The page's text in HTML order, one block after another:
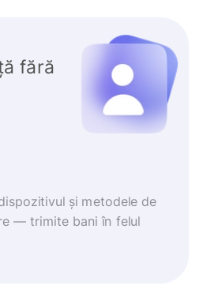
fără
și metodele de
— trimite bani în felul